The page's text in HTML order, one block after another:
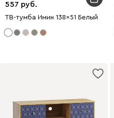
557
ТВ-тумба Имин 138x51 Белый